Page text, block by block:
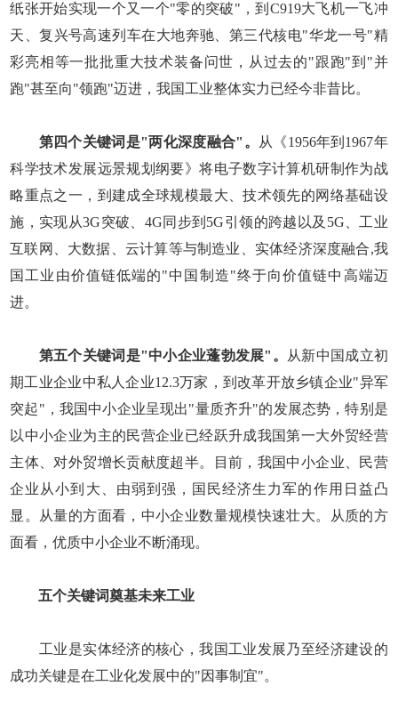
纸张开始实现一个又一个"零的突破"，到C919大飞机一飞冲
天、复兴号高速列车在大地奔驰、第三代核电"华龙一号"精
彩亮相等一批批重大技术装备问世，从过去的"跟跑"到"并
跑"甚至向"领跑"迈进，我国工业整体实力已经今非昔比。
第四个关键词是"两化深度融合"。
从《1956年到1967年
科学技术发展远景规划纲要》将电子数字计算机研制作为战
略重点之一，到建成全球规模最大、技术领先的网络基础设
施，实现从3G突破、4G同步到5G引领的跨越以及5G、工业
互联网、大数据、云计算等与制造业、实体经济深度融合,我
国工业由价值链低端的"中国制造"终于向价值链中高端迈
进。
第五个关键词是"中小企业蓬勃发展"。
从新中国成立初
期工业企业中私人企业12.3万家，到改革开放乡镇企业"异军
突起"，我国中小企业呈现出"量质齐升"的发展态势，特别是
以中小企业为主的民营企业已经跃升成我国第一大外贸经营
主体、对外贸增长贡献度超半。目前，我国中小企业、民营
企业从小到大、由弱到强，国民经济生力军的作用日益凸
显。从量的方面看，中小企业数量规模快速壮大。从质的方
面看，优质中小企业不断涌现。
五个关键词奠基未来工业
工业是实体经济的核心，我国工业发展乃至经济建设的
成功关键是在工业化发展中的"因事制宜"。